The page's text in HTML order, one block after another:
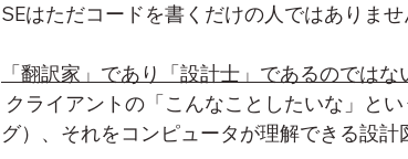
SEはただコードを書くだけの人ではありませ
「翻訳家」であり「設計士」であるのではな
グ）、それをコンピュータが理解できる設計